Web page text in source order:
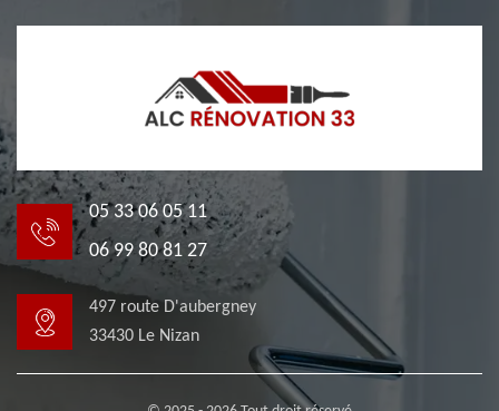
05 33 06 05 11
06 99 80 81 27
497 route D'aubergney
33430 Le Nizan